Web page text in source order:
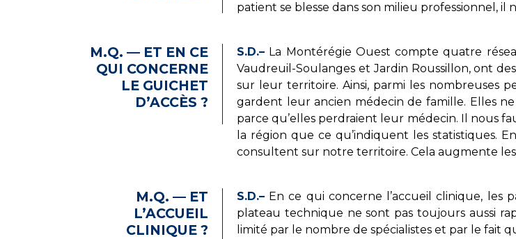
patient se blesse dans son milieu professionnel, il
M.Q. — ET EN CE
QUI CONCERNE
LE GUICHET
D’ACCÈS ?
S.D.– La Montérégie Ouest compte quatre
Vaudreuil-Soulanges et Jardin Roussillon, ont
sur leur territoire. Ainsi, parmi les nombreuses
gardent leur ancien médecin de famille. Elles
parce qu’elles perdraient leur médecin. Il nous
la région que ce qu’indiquent les statistiques.
consultent sur notre territoire. Cela augmente les
M.Q. — ET
L’ACCUEIL
CLINIQUE ?
S.D.– En ce qui concerne l’accueil clinique, les
plateau technique ne sont pas toujours aussi
limité par le nombre de spécialistes et par le fait